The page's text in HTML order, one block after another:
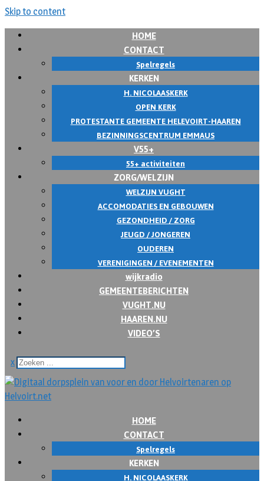
Skip to content
HOME
CONTACT
Spelregels
KERKEN
H. NICOLAASKERK
OPEN KERK
PROTESTANTE GEMEENTE HELEVOIRT-HAAREN
BEZINNINGSCENTRUM EMMAUS
V55+
55+ activiteiten
ZORG/WELZIJN
WELZIJN VUGHT
ACCOMODATIES EN GEBOUWEN
GEZONDHEID / ZORG
JEUGD / JONGEREN
OUDEREN
VERENIGINGEN / EVENEMENTEN
wijkradio
GEMEENTEBERICHTEN
VUGHT.NU
HAAREN.NU
VIDEO’S
x
HOME
CONTACT
Spelregels
KERKEN
H. NICOLAASKERK